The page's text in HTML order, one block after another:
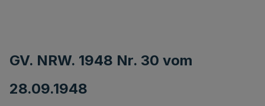
GV. NRW. 1948 Nr. 30 vom
28.09.1948